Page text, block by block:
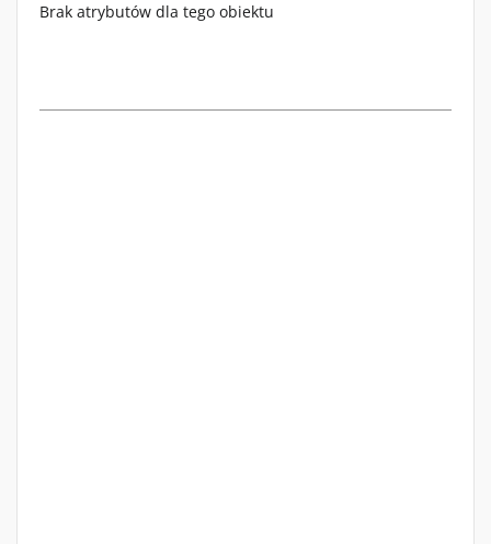
Brak atrybutów dla tego obiektu